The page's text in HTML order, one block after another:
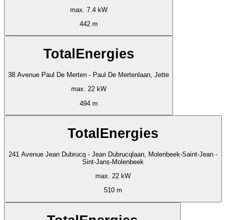
max. 7.4 kW
442 m
TotalEnergies
38 Avenue Paul De Merten - Paul De Mertenlaan, Jette
max. 22 kW
494 m
TotalEnergies
241 Avenue Jean Dubrucq - Jean Dubrucqlaan, Molenbeek-Saint-Jean -
Sint-Jans-Molenbeek
max. 22 kW
510 m